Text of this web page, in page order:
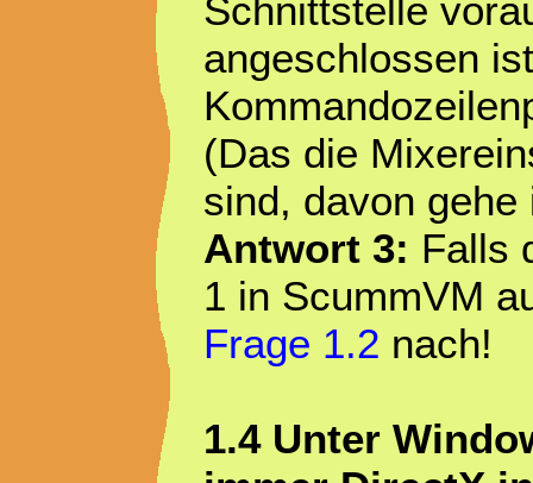
Schnittstelle
angeschlossen
(Das die
sind, davon
Antwort 3: Falls
1 in ScummVM
Frage 1.2 nach!
1.4 Unter